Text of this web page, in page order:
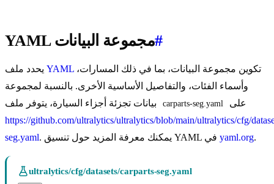
YAML مجموعة البيانات#
YAML
وأسماء الفئات، والتفاصيل الأساسية الأخرى. بالنسبة لمجموعة
carparts-seg.yaml
على
https://github.com/ultralytics/ultralytics/blob/main/ultralytics/cfg/
seg.yaml
yaml.org.
ultralytics/cfg/datasets/carparts-seg.yaml